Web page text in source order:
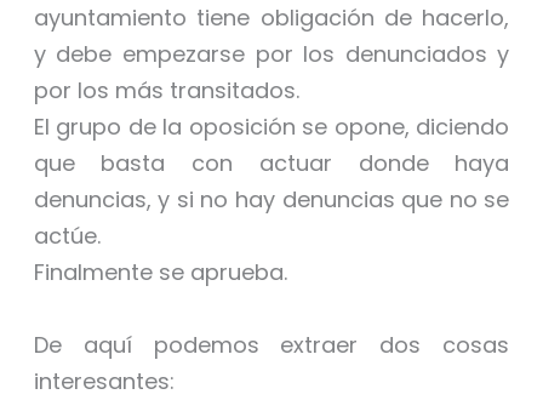
ayuntamiento tiene obligación de hacerlo,
y debe empezarse por los denunciados y
por los más transitados.
El grupo de la oposición se opone, diciendo
que basta con actuar donde haya
denuncias, y si no hay denuncias que no se
actúe.
Finalmente se aprueba.
De aquí podemos extraer dos cosas
interesantes: